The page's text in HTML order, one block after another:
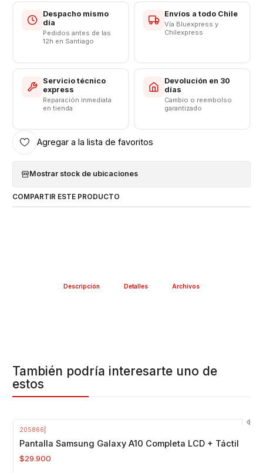
Despacho mismo
día
Pedidos antes de las
12h en Santiago
Envíos a todo Chile
Vía Bluexpress y
Chilexpress
Servicio técnico
express
Reparación inmediata
en tienda
Devolución en 30
días
Cambio o reembolso
garantizado
Agregar a la lista de favoritos
Mostrar stock de ubicaciones
COMPARTIR ESTE PRODUCTO
Descripción Detalles Archivos
También podría interesarte uno de
estos
205866
Pantalla Samsung Galaxy A10 Completa LCD + Táctil
$29.900